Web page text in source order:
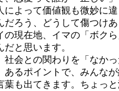
によって価値観も微妙に
だろう、どうして傷つけ
の現在地、イマの「ボク
と思います。
会との関わりを「なか
あるポイントで、みんなが
葉も出てきます。ちょっ